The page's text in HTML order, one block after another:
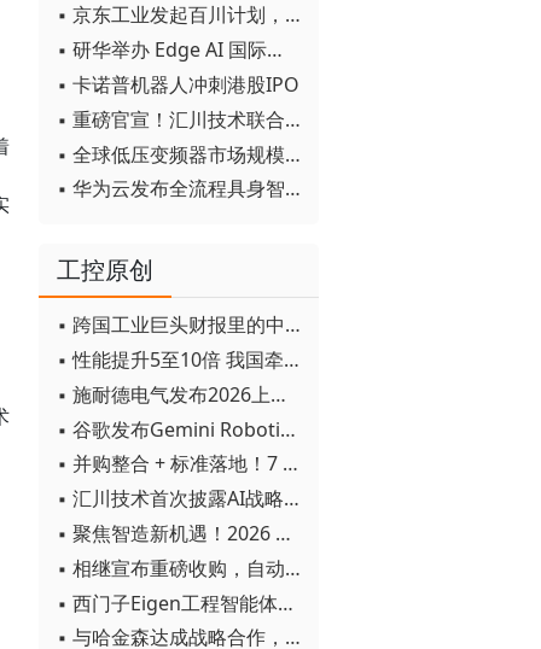
▪ 京东工业发起百川计划， 构建工业大模型新生态
▪ 研华举办 Edge AI 国际论坛
▪ 卡诺普机器人冲刺港股IPO
▪ 重磅官宣！汇川技术联合发起 D12 联盟，开创产教融合新范式
▪ 全球低压变频器市场规模2030年将超170亿美元
▪ 华为云发布全流程具身智能开发平台CloudRobo
工控原创
▪ 跨国工业巨头财报里的中国成绩单
▪ 性能提升5至10倍 我国牵头制定的WiTSnet工业以太网国际标准正式发布
▪ 施耐德电气发布2026上半年可持续发展成绩单 "Impact 2030"路线图开局稳健
▪ 谷歌发布Gemini Robotics 2模型 实现人形机器人全身智能控制突破
▪ 并购整合 + 标准落地！7 月工业自动化产业动态速递
▪ 汇川技术首次披露AI战略进展：从两个方面推动“AI业务化”落地
▪ 聚焦智造新机遇！2026 青岛数字化及智能制造技术论坛圆满落幕
▪ 相继宣布重磅收购，自动化巨头新一轮并购潮剑指何方？
▪ 西门子Eigen工程智能体落地中国，工业AI跨越物理世界“确定性”拐点
▪ 与哈金森达成战略合作，乐聚机器人何以持续获得工业巨头青睐？